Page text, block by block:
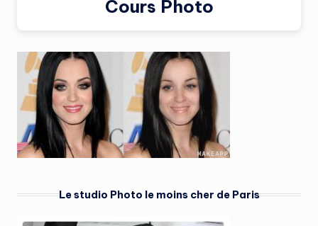
Cours Photo
Le studio Photo le moins cher de Paris